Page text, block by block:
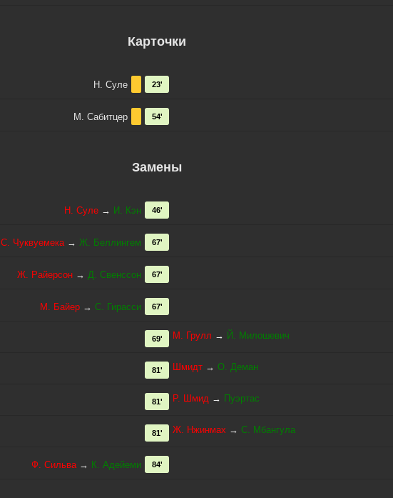
Карточки
Н. Суле 23'
М. Сабитцер 54'
Замены
Н. Суле → И. Кэн 46'
C. Чуквуемека→ Ж. Беллингем 67'
Ж. Райерсон → Д. Свенссон 67'
М. Байер → С. Гирасси 67'
М. Грулл → Й. Милошевич
69'
Шмидт → О. Деман
81'
Р. Шмид → Пуэртас
81'
Ж. Нжинмах → С. Мбангула
81'
Ф. Сильва→ К. Адейеми 84'